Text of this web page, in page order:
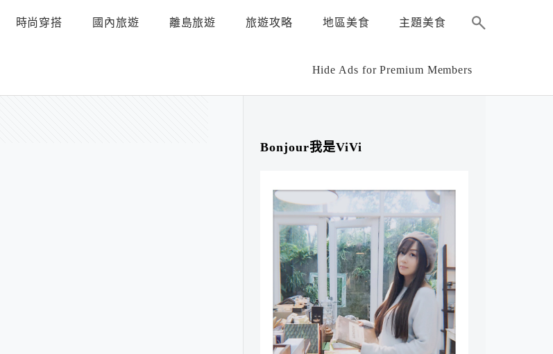
時尚穿搭 國內旅遊 離島旅遊 旅遊攻略 地區美食 主題美食
Hide Ads for Premium Members
Bonjour我是ViVi